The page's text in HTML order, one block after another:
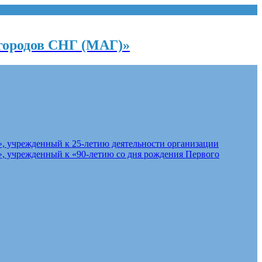
СНГ (МАГ)»
к 25-летию деятельности организации
к «90-летию со дня рождения Первого